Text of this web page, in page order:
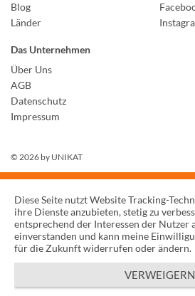
Blog
Länder
Das Unternehmen
Über Uns
AGB
Datenschutz
Impressum
© 2026 by UNIKAT
Diese Seite nutzt Website Tracking-
ihre Dienste anzubieten, stetig zu
entsprechend der Interessen der Nutzer
einverstanden und kann meine
für die Zukunft widerrufen oder ändern.
VERWEIGERN